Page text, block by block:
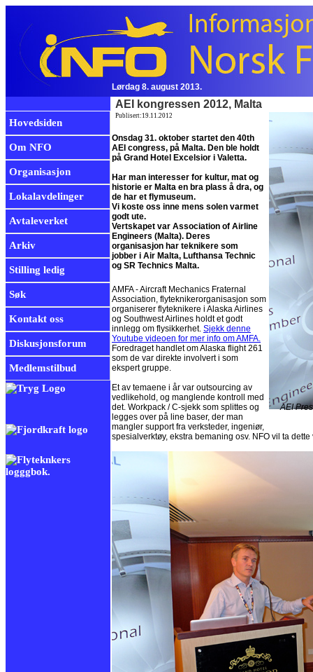
Lørdag 8. august 2013.
Hovedsiden
Om NFO
Organisasjon
Lokalavdelinger
Avtaleverket
Arkiv
Stilling ledig
Søk
Kontakt oss
Diskusjonsforum
Medlemstilbud
AEI kongressen 2012, Malta
Publisert:19.11.2012
Onsdag 31. oktober startet den 40th
AEI congress, på Malta. Den ble holdt
på Grand Hotel Excelsior i Valetta.
Har man interesser for kultur, mat og
historie er Malta en bra plass å dra, og
de har et flymuseum.
Vi koste oss inne mens solen varmet
godt ute.
Vertskapet var Association of Airline
Engineers (Malta). Deres
organisasjon har teknikere som
jobber i Air Malta, Lufthansa Technic
og SR Technics Malta.
AMFA - Aircraft Mechanics Fraternal
Association, flyteknikerorganisasjon som
organiserer flyteknikere i Alaska Airlines
og Southwest Airlines holdt et godt
innlegg om flysikkerhet. Sjekk denne
Youtube videoen for mer info om AMFA.
Foredraget handlet om Alaska flight 261
som de var direkte involvert i som
ekspert gruppe.
Et av temaene i år var outsourcing av
vedlikehold, og manglende kontroll med
det. Workpack / C-sjekk som splittes ogAEI
legges over på line baser, der man
mangler support fra verksteder, ingeniør,
spesialverktøy, ekstra bemaning osv. NFO vil ta dette